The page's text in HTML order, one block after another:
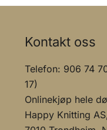
Kontakt oss
Telefon: 906 74
17)
Onlinekjøp hele
Happy Knitting